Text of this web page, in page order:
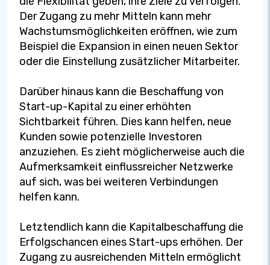
Der Zugang zu mehr Mitteln kann mehr
Wachstumsmöglichkeiten eröffnen, wie zum
Beispiel die Expansion in einen neuen Sektor
oder die Einstellung zusätzlicher Mitarbeiter.
Darüber hinaus kann die Beschaffung von
Start-up-Kapital zu einer erhöhten
Sichtbarkeit führen. Dies kann helfen, neue
Kunden sowie potenzielle Investoren
anzuziehen. Es zieht möglicherweise auch die
Aufmerksamkeit einflussreicher Netzwerke
auf sich, was bei weiteren Verbindungen
helfen kann.
Letztendlich kann die Kapitalbeschaffung die
Erfolgschancen eines Start-ups erhöhen. Der
Zugang zu ausreichenden Mitteln ermöglicht